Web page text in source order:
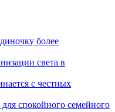
более
света в
с честных
спокойного семейного